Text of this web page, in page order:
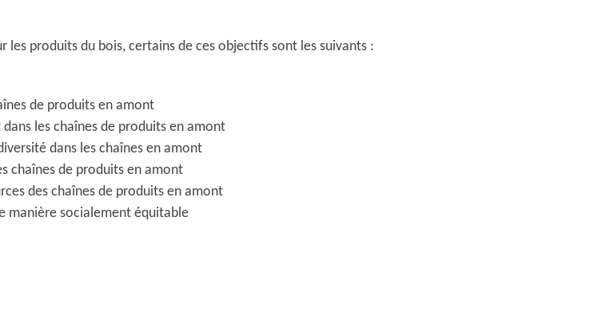
produits du bois, certains de ces objectifs sont les suivants :
de produits en amont
les chaînes de produits en amont
dans les chaînes en amont
chaînes de produits en amont
des chaînes de produits en amont
manière socialement équitable